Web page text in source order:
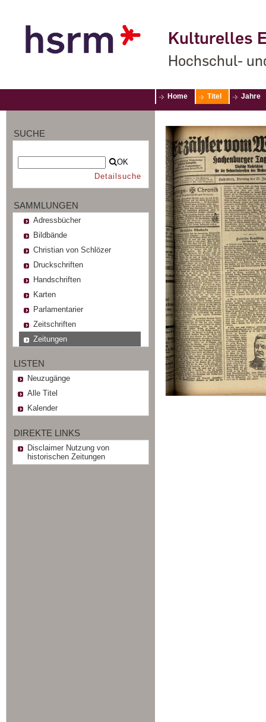
Kulturelles
Hochschul-
Home Titel Jahre
SUCHE
OK
Detailsuche
SAMMLUNGEN
Adressbücher
Bildbände
Christian von Schlözer
Druckschriften
Handschriften
Karten
Parlamentarier
Zeitschriften
Zeitungen
LISTEN
Neuzugänge
Alle Titel
Kalender
DIREKTE LINKS
Disclaimer Nutzung von
historischen Zeitungen